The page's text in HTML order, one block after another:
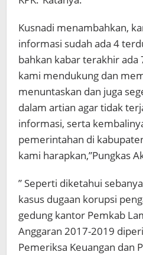
Kusnadi menambahkan,
informasi sudah ada 4
bahkan kabar terakhir ada
kami mendukung dan
menuntaskan dan juga
dalam artian agar tidak
informasi, serta
pemerintahan di
kami harapkan,”Pungkas
” Seperti diketahui
kasus dugaan korupsi
gedung kantor Pemkab
Anggaran 2017-2019
Pemeriksa Keuangan dan